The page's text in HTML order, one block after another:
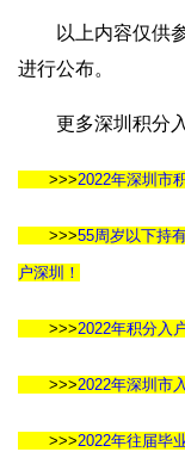
以上内容仅供参
进行公布。
更多深圳积分入
>>>2022年深圳市
>>>55周岁以下持
户深圳！
>>>2022年积分入
>>>2022年深圳市
>>>2022年往届毕